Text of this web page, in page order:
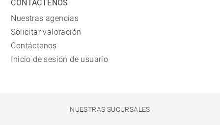
CONTÁCTENOS
Nuestras agencias
Solicitar valoración
Contáctenos
Inicio de sesión de usuario
NUESTRAS SUCURSALES